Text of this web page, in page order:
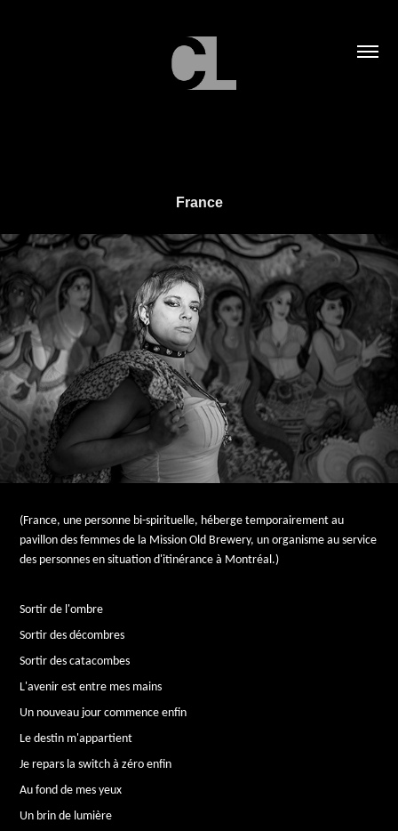
France
(France, une personne bi-spirituelle, héberge temporairement au
pavillon des femmes de la Mission Old Brewery, un organisme au service
des personnes en situation d'itinérance à Montréal.)
Sortir de l'ombre
Sortir des décombres
Sortir des catacombes
L'avenir est entre mes mains
Un nouveau jour commence enfin
Le destin m'appartient
Je repars la switch à zéro enfin
Au fond de mes yeux
Un brin de lumière